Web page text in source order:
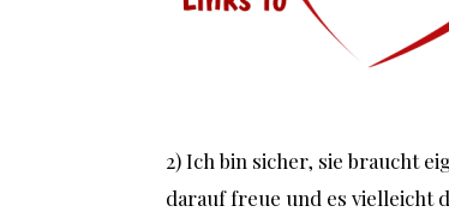
2) Ich bin sicher, sie braucht
darauf freue und es vielleicht